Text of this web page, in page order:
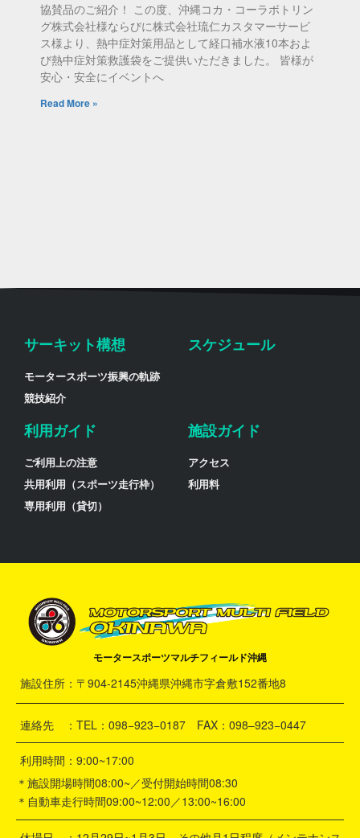
協賛品のご紹介！ この度、沖縄コカ・コーラボトリン
グ株式会社様ならびに株式会社琉仁カスタマーサービ
ス様より、熱中症対策用品として経口補水液10本およ
び熱中症対策救護袋をご提供いただきました。 皆様が
安心・安全にイベントへ
Read More »
サーキット構想
モータースポーツ振興の軌跡
競技紹介
スケジュール
利用ガイド
ご利用上の注意
共用利用（スポーツ走行枠）
専用利用（貸切）
施設ガイド
アクセス
利用料
モータースポーツマルチフィールド沖縄
施設住所：〒904-2145沖縄県沖縄市字倉敷152番地8
連絡先 ：TEL：098−923−0187 FAX：098–923−0447
利用時間：9:00~17:00
＊施設開場時間08:00~／受付開始時間08:30
＊自動車走行時間09:00~12:00／13:00~16:00